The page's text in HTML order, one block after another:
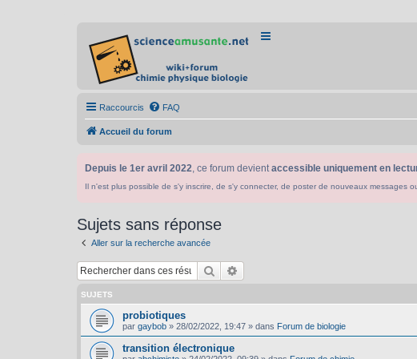
Raccourcis FAQ
Accueil du forum
Depuis le 1er avril 2022, ce forum devientaccessible uniquement en
Il n'est plus possible de s'y inscrire, de s'y connecter, de poster de nouveaux messages
Sujets sans réponse
Aller sur la recherche avancée
Rechercher
SUJETS
probiotiques
par gaybob » 28/02/2022, 19:47 » dans Forum de biologie
transition électronique